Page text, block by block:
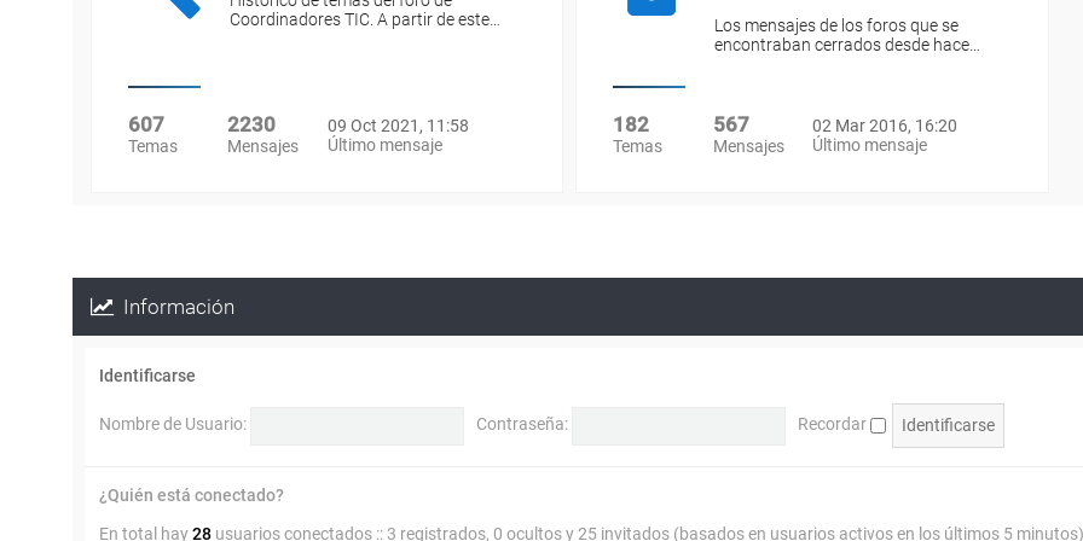
Coordinadores TIC. A partir de este…
607
Temas
2230
Mensajes
09 Oct 2021, 11:58
Último mensaje
Los mensajes de los foros que se
encontraban cerrados desde hace…
182
Temas
567
Mensajes
02 Mar 2016, 16:20
Último mensaje
Información
Identificarse
Nombre de Usuario: Contraseña: Recordar
¿Quién está conectado?
En total hay28 usuarios conectados :: 3 registrados, 0 ocultos y 25 invitados (basados en usuarios activos en los últimos 5 minutos)